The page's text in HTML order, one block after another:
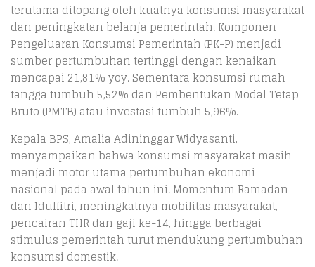
terutama ditopang oleh kuatnya konsumsi masyarakat
dan peningkatan belanja pemerintah. Komponen
Pengeluaran Konsumsi Pemerintah (PK-P) menjadi
sumber pertumbuhan tertinggi dengan kenaikan
mencapai 21,81% yoy. Sementara konsumsi rumah
tangga tumbuh 5,52% dan Pembentukan Modal Tetap
Bruto (PMTB) atau investasi tumbuh 5,96%.
Kepala BPS, Amalia Adininggar Widyasanti,
menyampaikan bahwa konsumsi masyarakat masih
menjadi motor utama pertumbuhan ekonomi
nasional pada awal tahun ini. Momentum Ramadan
dan Idulfitri, meningkatnya mobilitas masyarakat,
pencairan THR dan gaji ke-14, hingga berbagai
stimulus pemerintah turut mendukung pertumbuhan
konsumsi domestik.